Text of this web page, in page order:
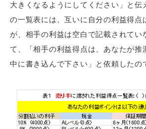
大きくなるようにしてください」と伝
の一覧表には、互いに自分の利益得点
が、相手の利益は空白で記載されてい
て、「相手の利益得点は、あなた
中に書き込んで下さい」と依頼したの